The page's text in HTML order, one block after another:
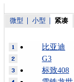
微型 小型 紧凑
比亚迪
G3
标致408